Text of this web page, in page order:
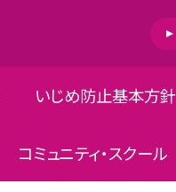
いじめ防止基本方針
コミュニティ・スクール